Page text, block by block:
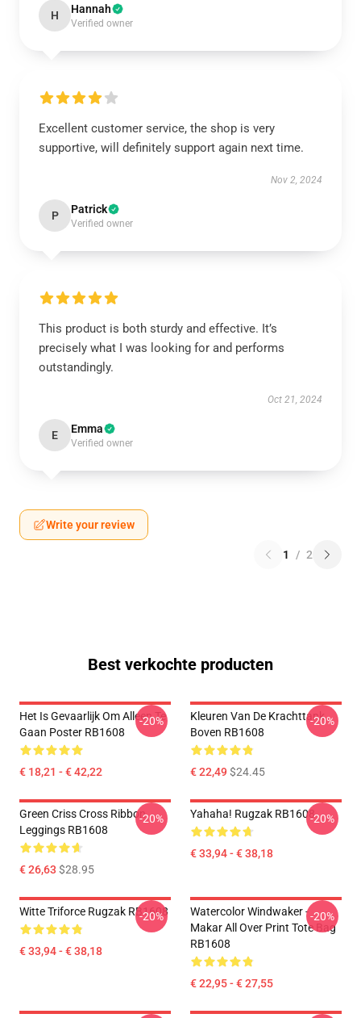
H Hannah
Verified owner
Excellent customer service, the shop is very
supportive, will definitely support again next time.
Nov 2, 2024
P Patrick
Verified owner
This product is both sturdy and effective. It’s
precisely what I was looking for and performs
outstandingly.
Oct 21, 2024
E Emma
Verified owner
Write your review
1 / 2
Best verkochte producten
Het Is Gevaarlijk Om Alleen Te
Gaan Poster RB1608
€ 18,21 - € 42,22
-20%
Kleuren Van De Krachttank
Boven RB1608
€ 22,49$24.45
-20%
Green Criss Cross Ribbon
Leggings RB1608
€ 26,63 $28.95
-20% Yahaha! Rugzak RB1608
€ 33,94 - € 38,18
-20%
Witte Triforce Rugzak RB1608
€ 33,94 - € 38,18
-20%
Watercolor Windwaker -
Makar All Over Print Tote Bag
RB1608
€ 22,95 - € 27,55
-20%